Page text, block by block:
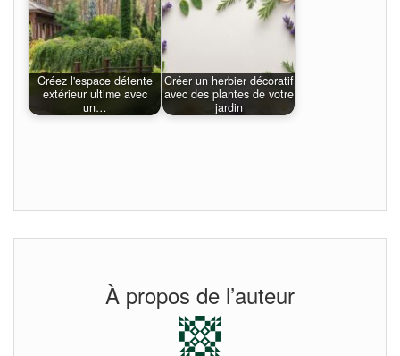
Créez l'espace détente
extérieur ultime avec
un…
Créer un herbier décoratif
avec des plantes de votre
jardin
À propos de l’auteur